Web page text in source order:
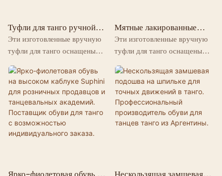
Туфли для танго ручной
работы, изготовленные на
заводе, телесного цвета,
лакированные, женские,
Аргентина.
Эти изготовленные вручную
туфли для танго оснащены
регулируемыми пряжками.
Они визуально удлиняют и
формируют стопу, надежно
фиксируя ее и предотвращая
скольжение, идеально подходя
для ловкой работы ног в
танго. Тонкие шпильки
подошва отлично подходит
Мятные лакированные
туфли для танго, обувь для
танцев на заказ, оптовая
продажа.
Эти изготовленные вручную
туфли для танго оснащены
регулируемыми пряжками.
Они визуально удлиняют и
формируют стопу, надежно
фиксируя ее и предотвращая
скольжение, идеально подходя
для ловкой работы ног в
подошва отлично подходит